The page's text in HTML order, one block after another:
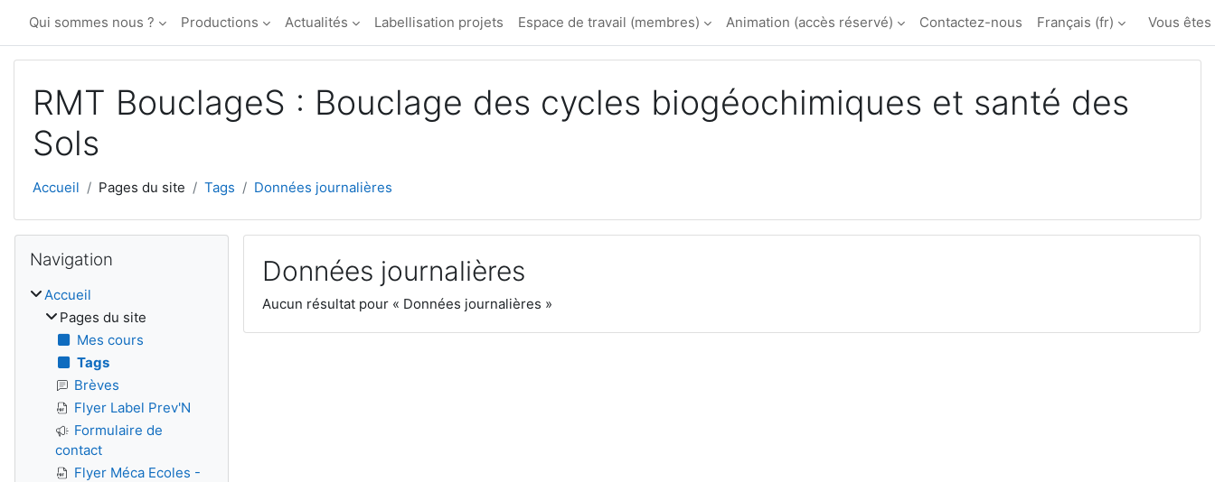
Qui sommes nous ? Productions Actualités Labellisation projets Espace de travail (membres) Animation (accès réservé) Contactez-nous Français ‎(fr)‎ Vous
RMT BouclageS : Bouclage des cycles biogéochimiques et santé des
Sols
Accueil Pages du site Tags Données journalières
Données journalières
Aucun résultat pour « Données journalières »
Blocs
Navigation
Accueil
Pages du site
Mes cours
Tags
Brèves
Flyer Label Prev'N
Formulaire de
contact
Flyer Méca Ecoles -